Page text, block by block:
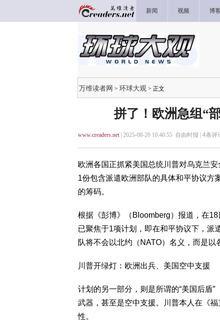
新闻 视频 博
万维读者网 > 环球大观 > 正文
拼了！欧洲急组“
www.creaders.net| 2025-08-20 10:40:55 自由时报 | 4条评
欧洲各国正抓紧美国总统川普对乌克兰
1份包含派遣欧洲部队的具体和平协议方
的筹码。
根据《彭博》（Bloomberg）报道，在
已聚焦于1项计划，即在和平协议下，派
队将不会以北约（NATO）名义，而是以
川普开绿灯：欧洲出兵、美国空中支援
计划的另一部分，则是所谓的“美国后盾
武器，甚至是空中支援。川普本人在《
性。